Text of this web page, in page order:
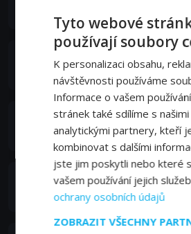
Frédéric Deleersnyder
Lieutenant Théo
Christiane Conil
Sophie Désenclos
Jacques Brunet
Admiral
Tyto webové
používají soubory
K personalizaci obsahu,
návštěvnosti používáme
Informace o vašem
stránek také sdílíme s
analytickými partnery, kteří
kombinovat s dalšími
jste jim poskytli nebo které
vašem používání jejich
ochrany osobních údajů
ZOBRAZIT VŠECHNY